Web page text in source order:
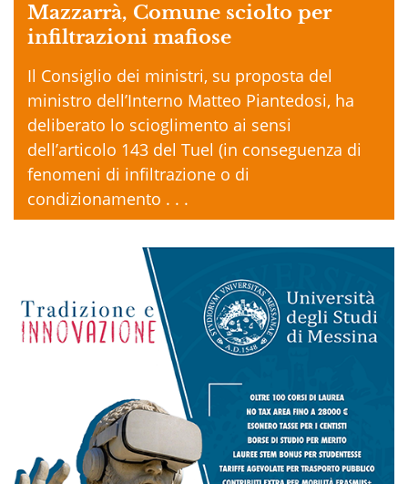
Mazzarrà, Comune sciolto per
infiltrazioni mafiose
Il Consiglio dei ministri, su proposta del
ministro dell’Interno Matteo Piantedosi, ha
deliberato lo scioglimento ai sensi
dell’articolo 143 del Tuel (in conseguenza di
fenomeni di infiltrazione o di
condizionamento . . .